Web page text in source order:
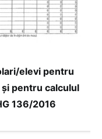
elevi pentru
pentru calculul
136/2016